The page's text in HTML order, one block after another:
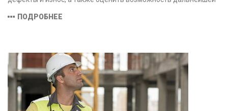
ПОДРОБНЕЕ